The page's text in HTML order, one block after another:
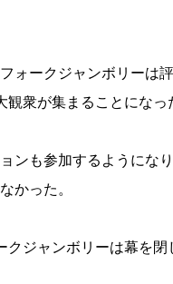
ォークジャンボリーは
衆が集まることになっ
ンも参加するようにな
かった。
ジャンボリーは幕を閉